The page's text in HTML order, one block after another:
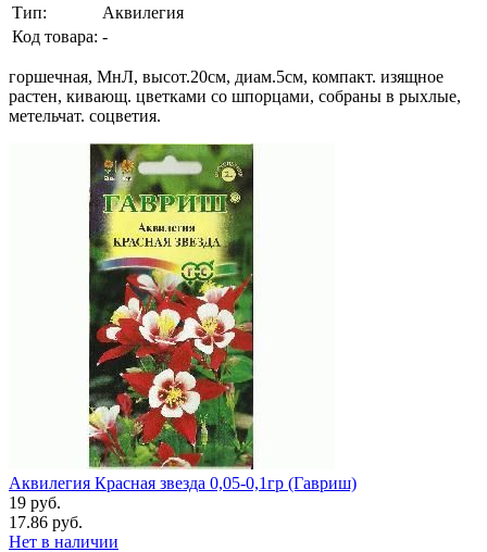
Тип:
Аквилегия
Код товара: -
горшечная, МнЛ, высот.20см, диам.5см, компакт. изящное
растен, кивающ. цветками со шпорцами, собраны в рыхлые,
метельчат. соцветия.
Аквилегия Красная звезда 0,05-0,1гр (Гавриш)
19 руб.
17.86 руб.
Нет в наличии